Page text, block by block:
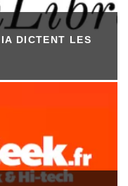
DICTENT LES